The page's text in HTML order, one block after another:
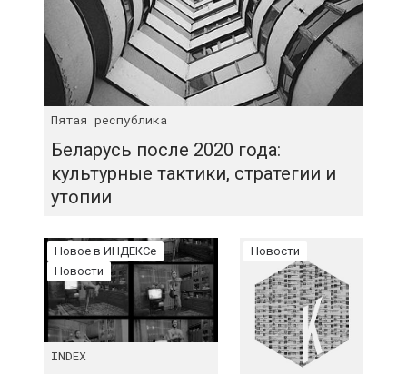
Пятая республика
Беларусь после 2020 года:
культурные тактики, стратегии и
утопии
Новости
Новое в ИНДЕКСе
INDEX
Новости